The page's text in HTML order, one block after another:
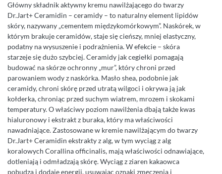
Główny składnik aktywny kremu nawilżającego do twarzy
Dr.Jart+ Ceramidin – ceramidy – to naturalny element lipidów
skóry, nazywany „cementem międzykomórkowym”. Naskórek, w
którym brakuje ceramidów, staje się cieńszy, mniej elastyczny,
podatny na wysuszenie i podrażnienia. W efekcie – skóra
starzeje się dużo szybciej. Ceramidy jak cegiełki pomagają
budować na skórze ochronny „mur”, który chroni przed
parowaniem wody z naskórka. Masło shea, podobnie jak
ceramidy, chroni skórę przed utratą wilgoci i okrywa ją jak
kołderka, chroniąc przed suchym wiatrem, mrozem i skokami
temperatury. O właściwy poziom nawilżenia dbają także kwas
hialuronowy i ekstrakt z buraka, który ma właściwości
nawadniające. Zastosowane w kremie nawilżającym do twarzy
Dr.Jart+ Ceramidin ekstrakty z alg, w tym wyciąg z alg
koralowych Corallina officinalis, mają właściwości odnawiające,
dotleniają i odmładzają skórę. Wyciąg z ziaren kakaowca
pobudza i dodaje energii, usuwając oznaki zmęczenia i